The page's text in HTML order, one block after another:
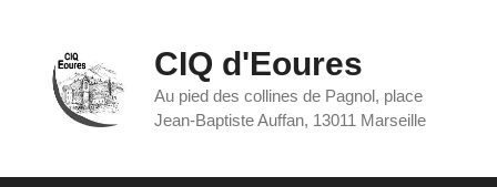
CIQ d'Eoures
Au pied des collines de Pagnol, place
Jean-Baptiste Auffan, 13011 Marseille